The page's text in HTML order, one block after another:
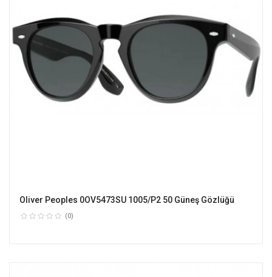
Oliver Peoples 0OV5473SU 1005/P2 50 Güneş Gözlüğü
(0)